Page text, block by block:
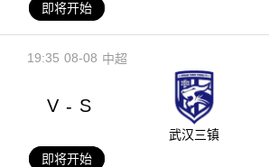
即将开始
08-08
19:35 中超
V - S
武汉三镇
即将开始